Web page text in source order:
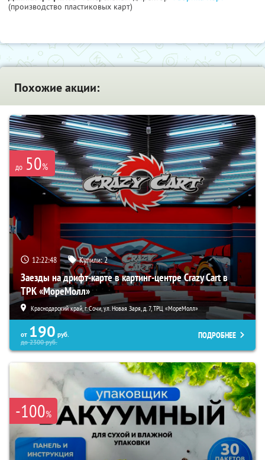
(производство пластиковых карт)
Похожие акции:
до 50%
12:22:47 Купили:2
Заезды на дрифт-карте в картинг-центре Crazy Cart в
ТРК «МореМолл»
Краснодарский край, г. Сочи, ул. Новая Заря, д. 7, ТРЦ «МореМолл»
от 190 руб.
до2300руб.
ПОДРОБНЕЕ
-100%